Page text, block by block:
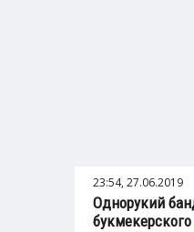
23:54, 27.06.2019
Однорукий